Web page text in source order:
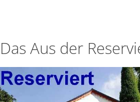
Das Aus der